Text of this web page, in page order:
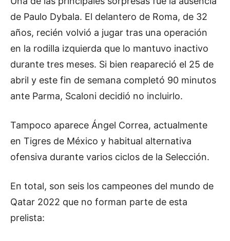
de Paulo Dybala. El delantero de Roma, de 32
años, recién volvió a jugar tras una operación
en la rodilla izquierda que lo mantuvo inactivo
durante tres meses. Si bien reapareció el 25 de
abril y este fin de semana completó 90 minutos
ante Parma, Scaloni decidió no incluirlo.
Tampoco aparece Ángel Correa, actualmente
en Tigres de México y habitual alternativa
ofensiva durante varios ciclos de la Selección.
En total, son seis los campeones del mundo de
Qatar 2022 que no forman parte de esta
prelista: